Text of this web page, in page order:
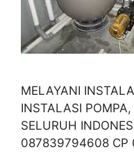
MELAYANI
INSTALASI
SELURUH
087839794608 CP